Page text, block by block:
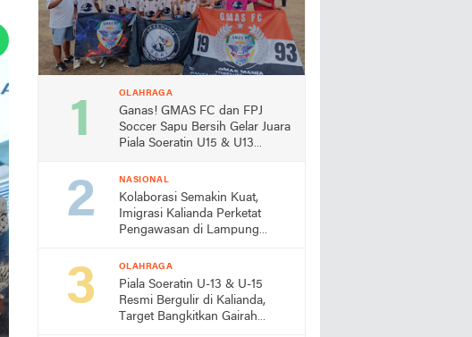
OLAHRAGA
Ganas! GMAS FC dan FPJ
Soccer Sapu Bersih Gelar Juara
Piala Soeratin U15 & U13
NASIONAL
Kolaborasi Semakin Kuat,
Imigrasi Kalianda Perketat
Pengawasan di Lampung
OLAHRAGA
Piala Soeratin U-13 & U-15
Resmi Bergulir di Kalianda,
Target Bangkitkan Gairah